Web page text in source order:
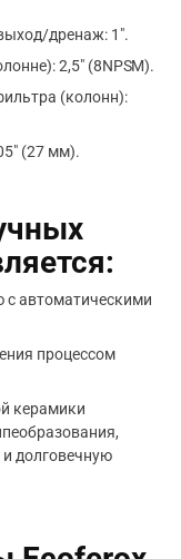
дренаж: 1″.
2,5″ (8NPSM).
(колонн):
(27 мм).
с автоматическими
процессом
керамики
долговечную